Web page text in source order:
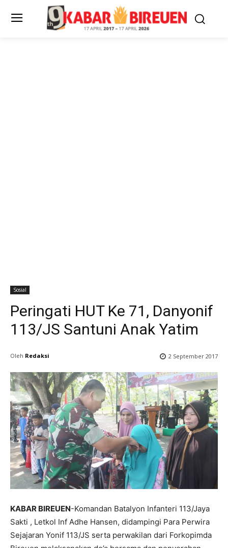
Sosial
Peringati HUT Ke 71, Danyonif
113/JS Santuni Anak Yatim
Oleh Redaksi 2 September 2017
KABAR BIREUEN-Komandan Batalyon Infanteri 113/Jaya
Sakti , Letkol Inf Adhe Hansen, didampingi Para Perwira
Sejajaran Yonif 113/JS serta perwakilan dari Forkopimda